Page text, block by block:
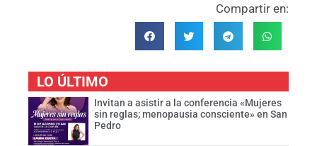
Compartir en:
LO ÚLTIMO
Invitan a asistir a la conferencia «Mujeres
sin reglas; menopausia consciente» en San
Pedro